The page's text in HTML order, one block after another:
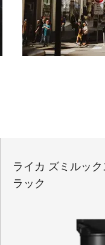
ライカ ズミルッ
ラック